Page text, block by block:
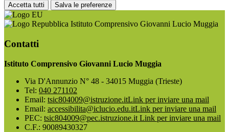
Accetta tutti Salva le preferenze
Istituto Comprensivo Giovanni Lucio Muggia
Contatti
Istituto Comprensivo Giovanni Lucio Muggia
Via D'Annunzio N° 48 - 34015 Muggia (Trieste)
Tel: 040 271102
Email: tsic804009@istruzione.itLink per inviare una mail
Email: accessibilita@iclucio.edu.itLink per inviare una mail
PEC: tsic804009@pec.istruzione.it Link per inviare una mail
C.F.: 90089430327